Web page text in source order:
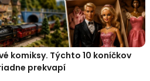
komiksy. Týchto 10 koníčkov
prekvapí